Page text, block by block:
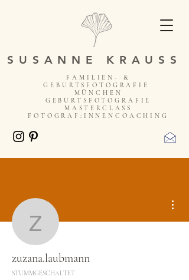
FAMILIEN- &
GEBURTSFOTOGRAFIE
MÜNCHEN
GEBURTSFOTOGRAFIE
MASTERCLASS
FOTOGRAF:INNENCOACHING
SUSANNE KRAUSS
zuzana.laubmann
STUMMGESCHALTET